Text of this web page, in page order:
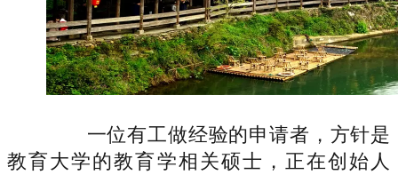
一位有工做经验的申请者，方针是
教育大学的教育学相关硕士，正在创始人